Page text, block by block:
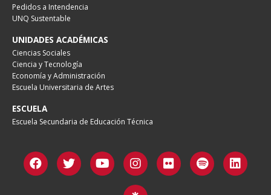
Pedidos a Intendencia
UNQ Sustentable
UNIDADES ACADÉMICAS
Ciencias Sociales
Ciencia y Tecnología
Economía y Administración
Escuela Universitaria de Artes
ESCUELA
Escuela Secundaria de Educación Técnica